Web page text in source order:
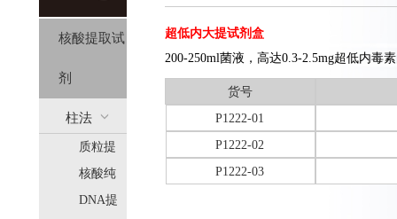
核酸提取试
剂
柱法
质粒提
取
核酸纯
化
DNA提
超低内大提试剂盒
200-250ml菌液，高达0.3-2.5mg超低内毒
货号
P1222-01
P1222-02
P1222-03